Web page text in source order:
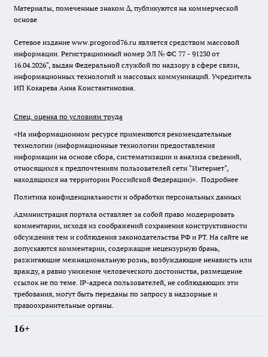
Материалы, помеченные знаком ∆, публикуются на коммерческой
основе
Сетевое издание www.progorod76.ru является средством массовой
информации. Регистрационный номер ЭЛ № ФС 77 - 91230 от
16.04.2026", выдан Федеральной службой по надзору в сфере связи,
информационных технологий и массовых коммуникаций. Учредитель
ИП Кокарева Анна Константиновна.
Спец. оценка по условиям труда
«На информационном ресурсе применяются рекомендательные
технологии (информационные технологии предоставления
информации на основе сбора, систематизации и анализа сведений,
относящихся к предпочтениям пользователей сети "Интернет",
находящихся на территории Российской Федерации)». Подробнее
Политика конфиденциальности и обработки персональных данных
Администрация портала оставляет за собой право модерировать
комментарии, исходя из соображений сохранения конструктивности
обсуждения тем и соблюдения законодательства РФ и РТ. На сайте не
допускаются комментарии, содержащие нецензурную брань,
разжигающие межнациональную рознь, возбуждающие ненависть или
вражду, а равно унижение человеческого достоинства, размещение
ссылок не по теме. IP-адреса пользователей, не соблюдающих эти
требования, могут быть переданы по запросу в надзорные и
правоохранительные органы.
16+